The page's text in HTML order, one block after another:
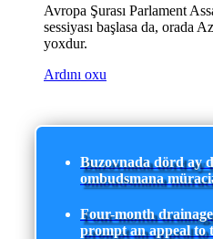
Avropa Şurası Parlament
sessiyası başlasa da, orada
yoxdur.
Ardını oxu
Buzovnada dörd ay
ombudsmana
Four-month
prompt an appeal to